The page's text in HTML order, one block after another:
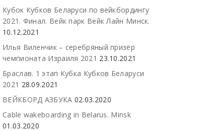
Кубок Кубков Беларуси по вейкбордингу
2021. Финал. Вейк парк Вейк Лайн Минск.
10.12.2021
Илья Виленчик – серебряный призёр
чемпионата Израиля 2021 23.10.2021
Браслав. 1 этап Кубка Кубков Беларуси
2021 28.09.2021
ВЕЙКБОРД АЗБУКА 02.03.2020
Cable wakeboarding in Belarus. Minsk
01.03.2020